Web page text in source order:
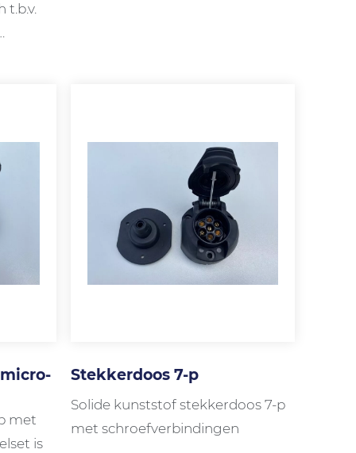
t.b.v.
met
is
Stekkerdoos 7-p
Solide kunststof stekkerdoos 7-p
met schroefverbindingen